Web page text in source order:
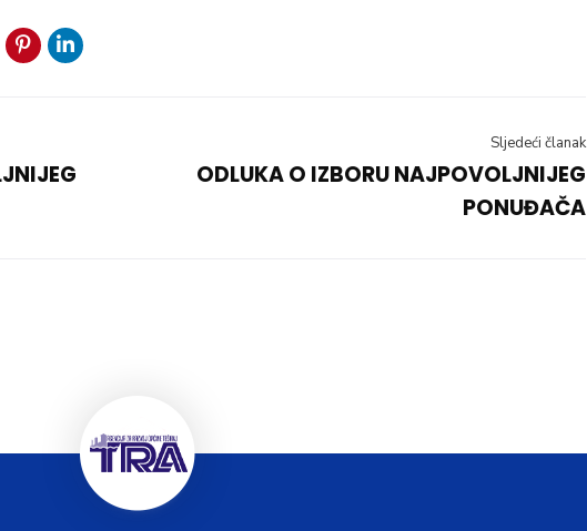
Sljedeći članak
ODLUKA O IZBORU NAJPOVOLJNIJEG
PONUĐAČA